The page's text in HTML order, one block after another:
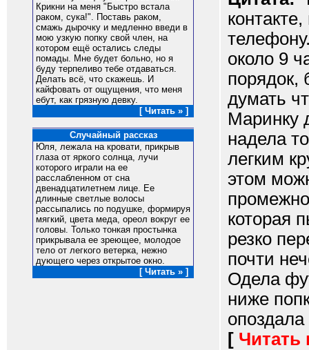
Крикни на меня "Быстро встала
раком, сука!". Поставь раком,
смажь дырочку и медленно введи в
мою узкую попку свой член, на
котором ещё остались следы
помады. Мне будет больно, но я
буду терпеливо тебе отдаваться.
Делать всё, что скажешь. И
кайфовать от ощущения, что меня
ебут, как грязную девку.
[ Читать » ]
Случайный рассказ
Юля, лежала на кровати, прикрыв
глаза от яркого солнца, лучи
которого играли на ее
расслабленном от сна
двенадцатилетнем лице. Ее
длинные светлые волосы
рассыпались по подушке, формируя
мягкий, цвета меда, ореол вокруг ее
головы. Только тонкая простынка
прикрывала ее зреющее, молодое
тело от легкого ветерка, нежно
дующего через открытое окно.
[ Читать » ]
около 9
порядок,
думать
Маринку
надела
легким
этом
которая
резко
почти
Одела
ниже
[ Читать